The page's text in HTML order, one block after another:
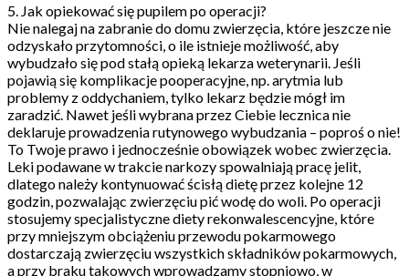
5. Jak opiekować się pupilem po operacji?
Nie nalegaj na zabranie do domu zwierzęcia, które jeszcze nie
odzyskało przytomności, o ile istnieje możliwość, aby
wybudzało się pod stałą opieką lekarza weterynarii. Jeśli
pojawią się komplikacje pooperacyjne, np. arytmia lub
problemy z oddychaniem, tylko lekarz będzie mógł im
zaradzić. Nawet jeśli wybrana przez Ciebie lecznica nie
deklaruje prowadzenia rutynowego wybudzania – poproś o nie!
To Twoje prawo i jednocześnie obowiązek wobec zwierzęcia.
Leki podawane w trakcie narkozy spowalniają pracę jelit,
dlatego należy kontynuować ścisłą dietę przez kolejne 12
godzin, pozwalając zwierzęciu pić wodę do woli. Po operacji
stosujemy specjalistyczne diety rekonwalescencyjne, które
przy mniejszym obciążeniu przewodu pokarmowego
dostarczają zwierzęciu wszystkich składników pokarmowych,
a przy braku takowych wprowadzamy stopniowo, w